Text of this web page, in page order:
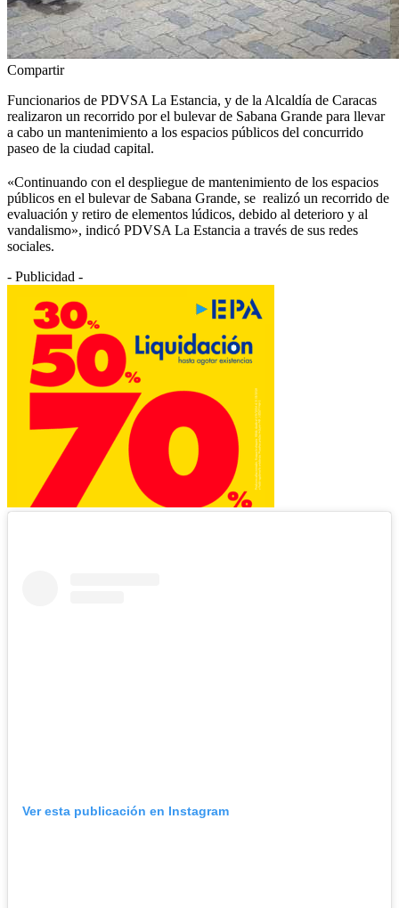
Compartir
Funcionarios de PDVSA La Estancia, y de la Alcaldía de Caracas
realizaron un recorrido por el bulevar de Sabana Grande para llevar
a cabo un mantenimiento a los espacios públicos del concurrido
paseo de la ciudad capital.
«Continuando con el despliegue de mantenimiento de los espacios
públicos en el bulevar de Sabana Grande, se realizó un recorrido de
evaluación y retiro de elementos lúdicos, debido al deterioro y al
vandalismo», indicó PDVSA La Estancia a través de sus redes
sociales.
- Publicidad -
Ver esta publicación en Instagram